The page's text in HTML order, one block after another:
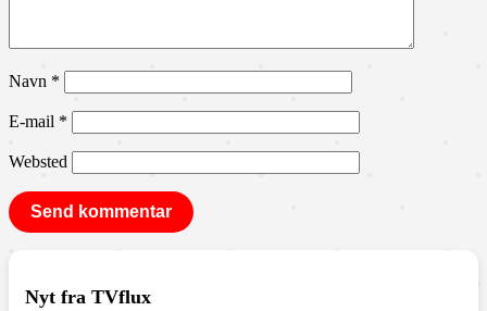
Navn *
E-mail *
Websted
Nyt fra TVflux